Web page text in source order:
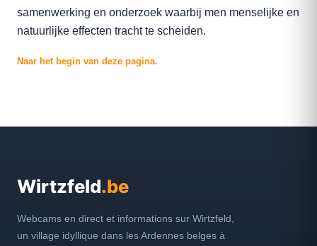
samenwerking en onderzoek waarbij men menselijke en
natuurlijke effecten tracht te scheiden.
Naar het begin van deze pagina.
Wirtzfeld.be
Webcams en direct et informations sur Wirtzfeld,
un village idyllique dans les Ardennes belges à